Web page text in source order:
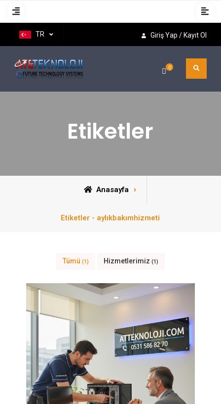
TR Giriş Yap / Kayıt Ol
0
Etiketler
Anasayfa
Etiketler - aylıkbakımhizmeti
Tümü (1) Hizmetlerimiz (1)